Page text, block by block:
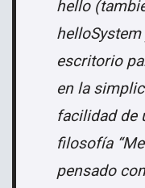
hello
escritorio
en la
facilidad de
filosofía
pensado